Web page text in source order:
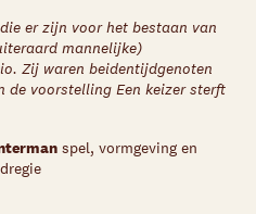
er zijn voor het bestaan van
mannelijke)
Zij waren beidentijdgenoten
de voorstelling Een keizer sterft
spel, vormgeving en